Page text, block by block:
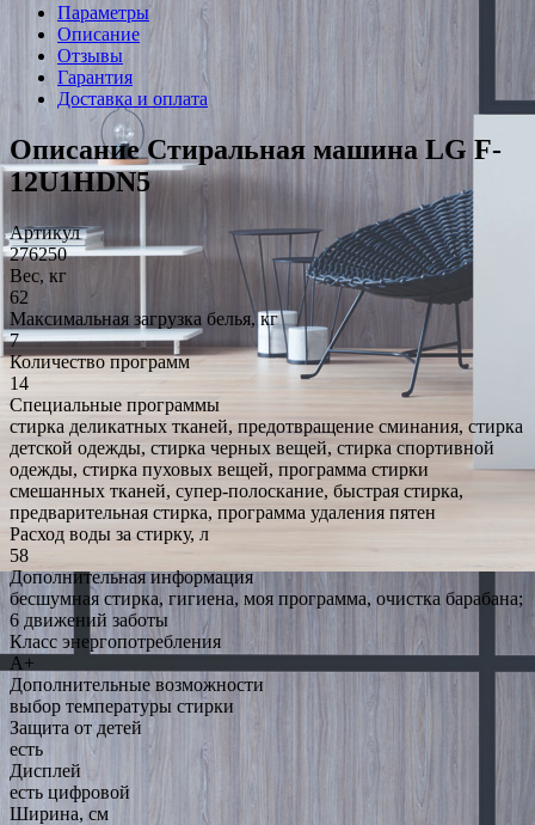
Параметры
Описание
Отзывы
Гарантия
Доставка и оплата
Описание Стиральная машина LG F-
12U1HDN5
Артикул
276250
Вес, кг
62
Максимальная загрузка белья, кг
7
Количество программ
14
Специальные программы
стирка деликатных тканей, предотвращение сминания, стирка
детской одежды, стирка черных вещей, стирка спортивной
одежды, стирка пуховых вещей, программа стирки
смешанных тканей, супер-полоскание, быстрая стирка,
предварительная стирка, программа удаления пятен
Расход воды за стирку, л
58
Дополнительная информация
бесшумная стирка, гигиена, моя программа, очистка барабана;
6 движений заботы
Класс энергопотребления
A+
Дополнительные возможности
выбор температуры стирки
Защита от детей
есть
Дисплей
есть цифровой
Ширина, см